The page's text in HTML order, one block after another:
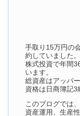
手取り15万円の
約していました。
株式投資で年間
います。
総資産はアッパ
資格は日商簿記3
このブログでは
資産運用、生産